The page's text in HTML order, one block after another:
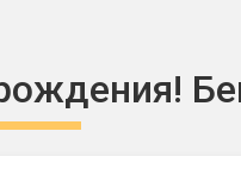
и